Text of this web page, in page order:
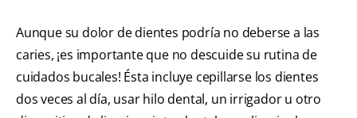
Aunque su dolor de dientes podría no deberse a las
caries, ¡es importante que no descuide su rutina de
cuidados bucales! Ésta incluye cepillarse los dientes
dos veces al día, usar hilo dental, un irrigador u otro